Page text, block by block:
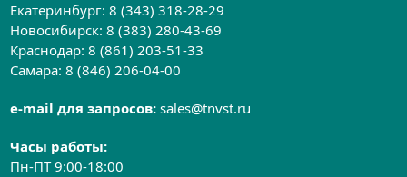
Екатеринбург:8 (343) 318-28-29
Новосибирск:8 (383) 280-43-69
Краснодар:8 (861) 203-51-33
Самара:8 (846) 206-04-00
e-mail для запросов:sales@tnvst.ru
Часы работы:
Пн-ПТ 9:00-18:00